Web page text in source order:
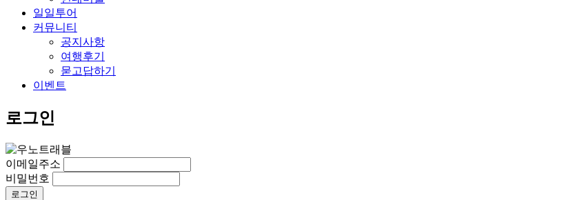
일일투어
커뮤니티
공지사항
여행후기
묻고답하기
이벤트
로그인
이메일주소
비밀번호